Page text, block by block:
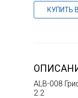
КУПИТЬ
ALB-008
2.2